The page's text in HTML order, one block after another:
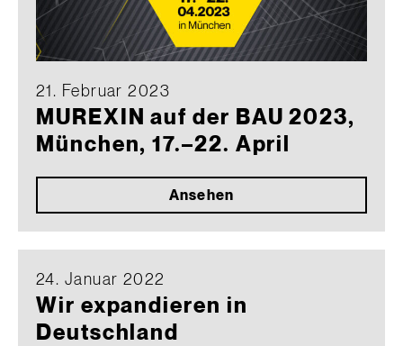
21. Februar 2023
MUREXIN auf der BAU 2023,
München, 17.–22. April
Ansehen
24. Januar 2022
Wir expandieren in
Deutschland